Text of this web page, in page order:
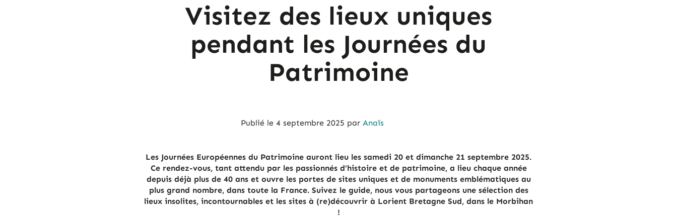
Visitez des lieux uniques
pendant les Journées du
Patrimoine
Publié le 4 septembre 2025 par Anaïs
Les Journées Européennes du Patrimoine auront lieu les samedi 20 et dimanche 21 septembre 2025.
Ce rendez-vous, tant attendu par les passionnés d’histoire et de patrimoine, a lieu chaque année
depuis déjà plus de 40 ans et ouvre les portes de sites uniques et de monuments emblématiques au
plus grand nombre, dans toute la France. Suivez le guide, nous vous partageons une sélection des
lieux insolites, incontournables et les sites à (re)découvrir à Lorient Bretagne Sud, dans le Morbihan
!